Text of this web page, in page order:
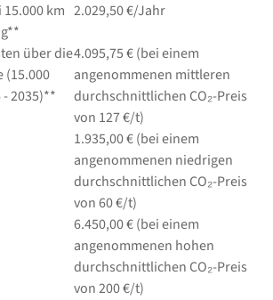
km 2.029,50 €/Jahr
über die
(15.000
2035)**
4.095,75 € (bei einem
angenommenen mittleren
durchschnittlichen CO₂-Preis
von 127 €/t)
1.935,00 € (bei einem
angenommenen niedrigen
durchschnittlichen CO₂-Preis
von 60 €/t)
6.450,00 € (bei einem
angenommenen hohen
durchschnittlichen CO₂-Preis
von 200 €/t)